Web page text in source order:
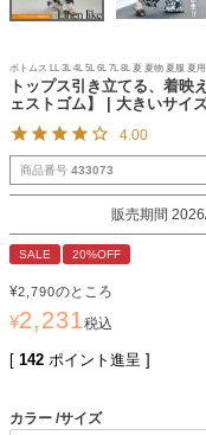
ボトムス LL 3L 4L 5L 6L 7L 8L 夏 夏物 夏服
トップス引き立てる、着映
ェストゴム】 | 大きいサイ
4.00
商品番号 433073
販売期間
SALE 20%OFF
¥2,790のところ
¥2,231税込
[ 142 ポイント進呈 ]
カラー サイズ